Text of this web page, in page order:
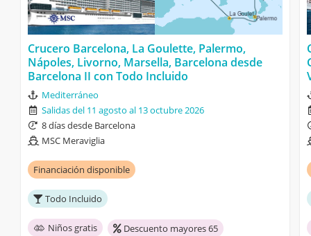
Crucero Barcelona, La Goulette, Palermo,
Nápoles, Livorno, Marsella, Barcelona desde
Barcelona II con Todo Incluido
Mediterráneo
Salidas del 11 agosto al 13 octubre 2026
8 días desde Barcelona
MSC Meraviglia
Financiación disponible
Todo Incluido
Niños gratis
Descuento mayores 65